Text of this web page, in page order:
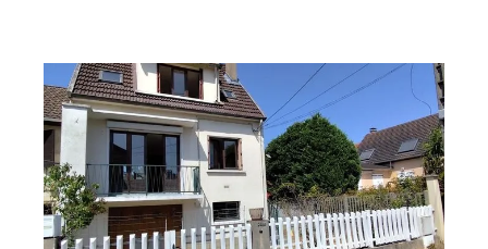
MORSANG SUR ORGE 91
81 m2, 5 pièces
Ref : 25689
Maison à louer
1 441,77 €
par mois charges comprises